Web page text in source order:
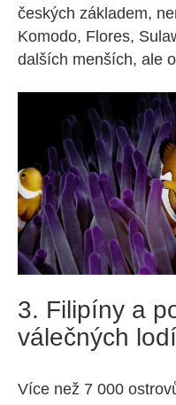
českých základem,
Komodo, Flores,
dalších menších, ale
3. Filipíny a
válečných lodí
Více než 7 000